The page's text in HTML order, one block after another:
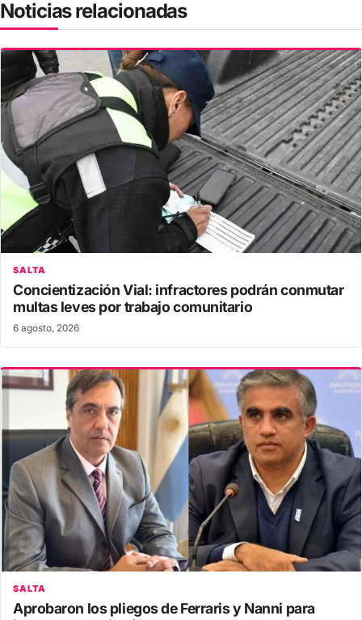
Noticias relacionadas
SALTA
Concientización Vial: infractores podrán conmutar
multas leves por trabajo comunitario
6 agosto, 2026
SALTA
Aprobaron los pliegos de Ferraris y Nanni para